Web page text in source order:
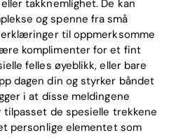
takknemlighet. De kan
og spenne fra små
til oppmerksomme
komplimenter for et fint
felles øyeblikk, eller bare
dagen din og styrker båndet
i at disse meldingene
de spesielle trekkene
personlige elementet som